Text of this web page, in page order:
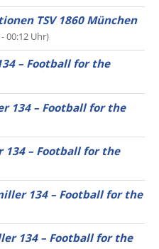
TSV 1860 München
00:12 Uhr)
– Football for the
134 – Football for the
– Football for the
134 – Football for the
134 – Football for the